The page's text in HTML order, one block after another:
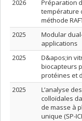
2026
Préparation
température
méthode
2025
Modular
applications
2025
D&apos;in
biocapteurs
protéines et
2025
L’analyse
colloïdales
de masse à
unique (SP-